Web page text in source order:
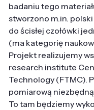
badaniu tego
stworzono m.in.
do ścisłej czołówki
(ma kategorię
Projekt realizujemy
research institute
Technology (FTMC).
pomiarową
To tam będziemy